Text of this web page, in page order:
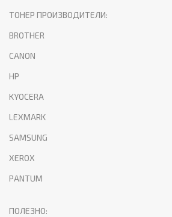
ТОНЕР ПРОИЗВОДИТЕЛИ:
BROTHER
CANON
HP
KYOCERA
LEXMARK
SAMSUNG
XEROX
PANTUM
ПОЛЕЗНО: